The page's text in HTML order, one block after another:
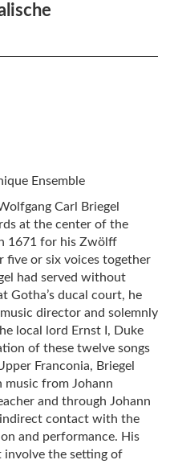
Ensemble
Carl Briegel
at the center of the
1671 for his Zwölff
five or six voices together
had served without
Gotha’s ducal court, he
director and solemnly
local lord Ernst I, Duke
of these twelve songs
Franconia, Briegel
from Johann
and through Johann
indirect contact with the
and performance. His
involve the setting of